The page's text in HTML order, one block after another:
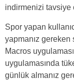
indirmenizi tavsiye
Spor yapan
yapmanız gereken
Macros
uygulamasında
günlük almanız